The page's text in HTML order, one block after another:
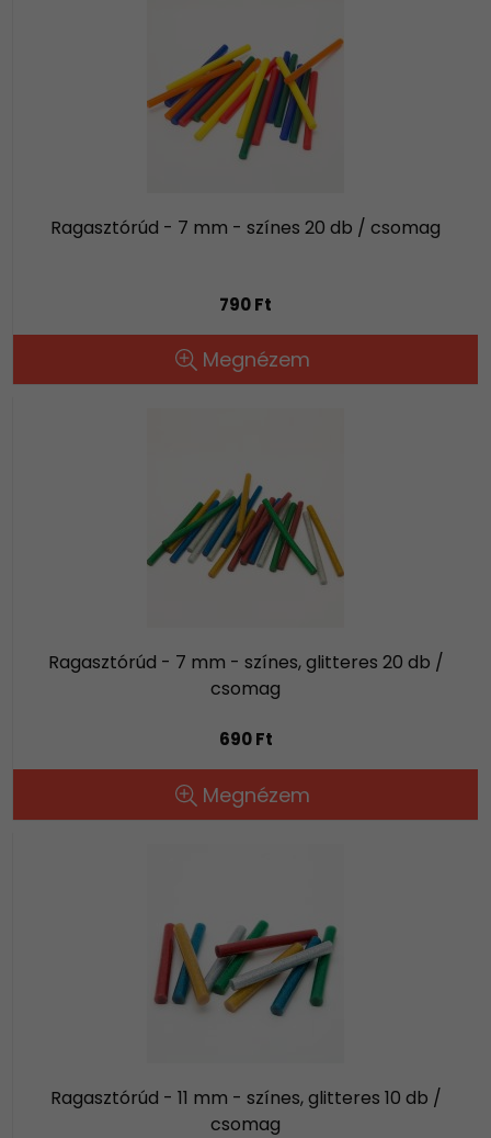
Ragasztórúd - 7 mm - színes 20 db / csomag
790 Ft
Megnézem
Ragasztórúd - 7 mm - színes, glitteres 20 db /
csomag
690 Ft
Megnézem
Ragasztórúd - 11 mm - színes, glitteres 10 db /
csomag